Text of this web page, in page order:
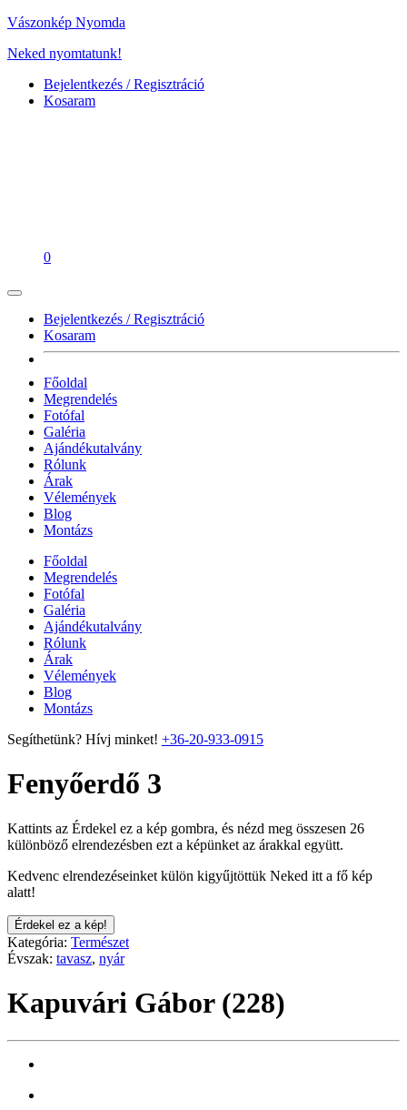
Vászonkép Nyomda
Neked nyomtatunk!
Bejelentkezés / Regisztráció
Kosaram
0
Bejelentkezés / Regisztráció
Kosaram
Főoldal
Megrendelés
Fotófal
Galéria
Ajándékutalvány
Rólunk
Árak
Vélemények
Blog
Montázs
Főoldal
Megrendelés
Fotófal
Galéria
Ajándékutalvány
Rólunk
Árak
Vélemények
Blog
Montázs
Segíthetünk? Hívj minket! +36-20-933-0915
Fenyőerdő 3
Kattints az Érdekel ez a kép gombra, és nézd meg összesen 26
különböző elrendezésben ezt a képünket az árakkal együtt.
Kedvenc elrendezéseinket külön kigyűjtöttük Neked itt a fő kép
alatt!
Érdekel ez a kép!
Kategória: Természet
Évszak: tavasz, nyár
Kapuvári Gábor (228)